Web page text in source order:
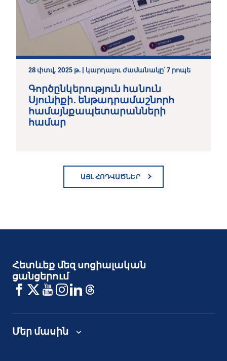
28 փտվ, 2025 թ. | կարդալու ժամանակը՝ 7 րոպե
Գործընկերություն հանուն
Սյունիքի․ ենթադրամաշնորհ
համայնքապետարանների
համար
ԱՅԼ ՀՈԴՎԱԾՆԵՐ
Հետևեք մեզ սոցիալական
ցանցերում
Մեր մասին